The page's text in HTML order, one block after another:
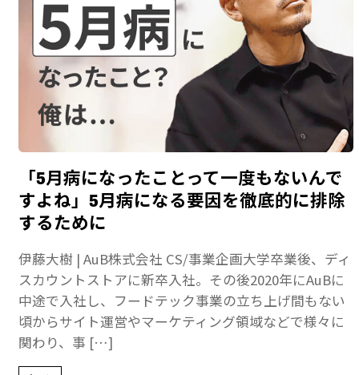
「5月病になったことって一度もないんで
すよね」5月病になる要因を徹底的に排除
するために
伊藤大樹 | AuB株式会社 CS/事業企画大学卒業後、ディ
スカウントストアに新卒入社。その後2020年にAuBに
中途で入社し、フードテック事業の立ち上げ間もない
頃からサイト運営やマーケティング領域などで様々に
関わり、事 […]